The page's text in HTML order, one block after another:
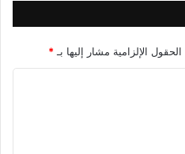
الحقول الإلزامية مشار إليها بـ*